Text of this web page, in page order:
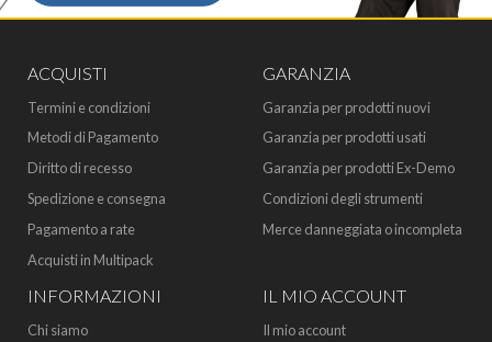
ACQUISTI
Termini e condizioni
Metodi di Pagamento
Diritto di recesso
Spedizione e consegna
Pagamento a rate
Acquisti in Multipack
GARANZIA
Garanzia per prodotti nuovi
Garanzia per prodotti usati
Garanzia per prodotti Ex-Demo
Condizioni degli strumenti
Merce danneggiata o incompleta
INFORMAZIONI
Chi siamo
IL MIO ACCOUNT
Il mio account